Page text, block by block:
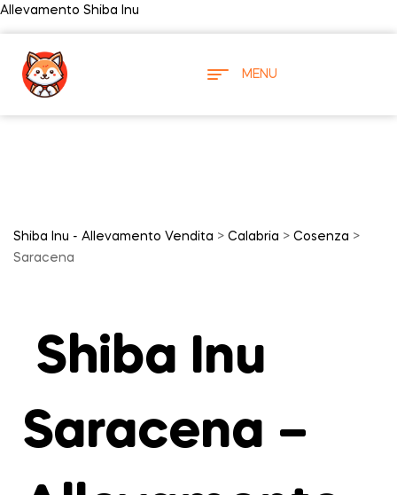
Allevamento Shiba Inu
MENU
Shiba Inu - Allevamento Vendita > Calabria > Cosenza >
Saracena
Shiba Inu
Saracena –